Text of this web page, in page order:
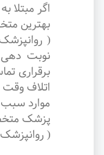
اگر مبتلا
بهترین
(
نوبت
برقراری
اتلاف
موارد
پزشک
(